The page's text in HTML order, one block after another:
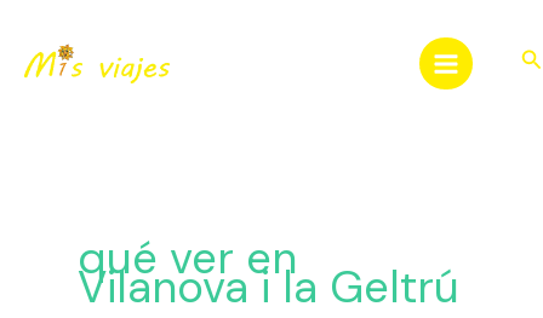
contenido
qué ver en
Vilanova i la Geltrú